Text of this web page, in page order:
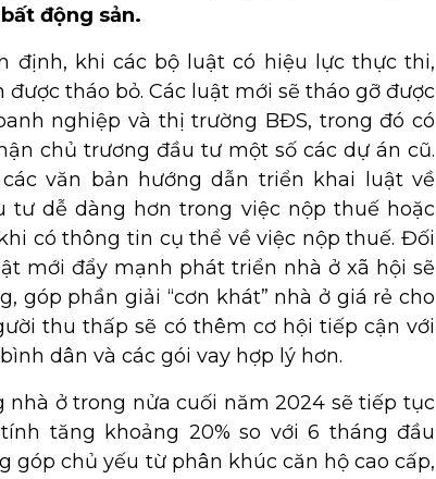
động sản.
định, khi các bộ luật có hiệu lực thực thi,
được tháo bỏ. Các luật mới sẽ tháo gỡ được
nghiệp và thị trường BĐS, trong đó có
chủ trương đầu tư một số các dự án cũ.
văn bản hướng dẫn triển khai luật về
tư dễ dàng hơn trong việc nộp thuế hoặc
có thông tin cụ thể về việc nộp thuế. Đối
mới đẩy mạnh phát triển nhà ở xã hội sẽ
góp phần giải “cơn khát” nhà ở giá rẻ cho
thu thấp sẽ có thêm cơ hội tiếp cận với
dân và các gói vay hợp lý hơn.
nhà ở trong nửa cuối năm 2024 sẽ tiếp tục
tăng khoảng 20% so với 6 tháng đầu
góp chủ yếu từ phân khúc căn hộ cao cấp,